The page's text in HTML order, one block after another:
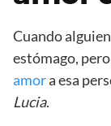
Cuando
estómago,
amora esa
Lucia.